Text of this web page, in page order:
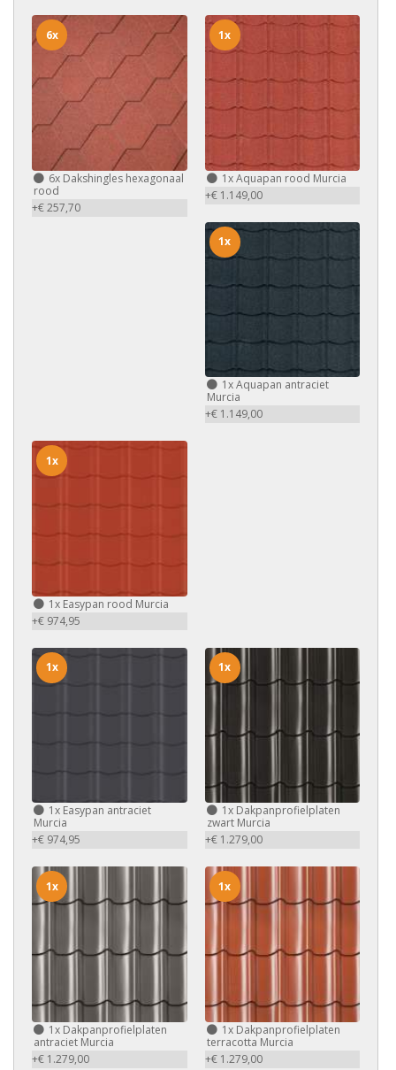
6x Dakshingles hexagonaal
rood
+€ 257,70
6x
1xAquapan rood Murcia
+€ 1.149,00
1x
1xAquapan antraciet
Murcia
+€ 1.149,00
1x
1x Easypan rood Murcia
+€ 974,95
1x
1x Easypan antraciet
Murcia
+€ 974,95
1x
1xDakpanprofielplaten
zwart Murcia
+€ 1.279,00
1x
1x Dakpanprofielplaten
antraciet Murcia
+€ 1.279,00
1x
1xDakpanprofielplaten
terracotta Murcia
+€ 1.279,00
1x